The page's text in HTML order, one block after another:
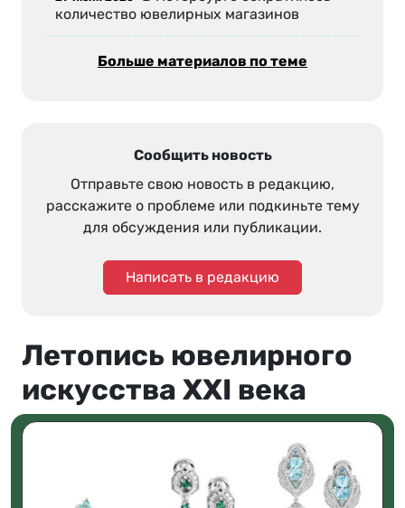
количество ювелирных магазинов
Больше материалов по теме
Сообщить новость
Отправьте свою новость в редакцию,
расскажите о проблеме или подкиньте тему
для обсуждения или публикации.
Написать в редакцию
Летопись ювелирного
искусства XXI века